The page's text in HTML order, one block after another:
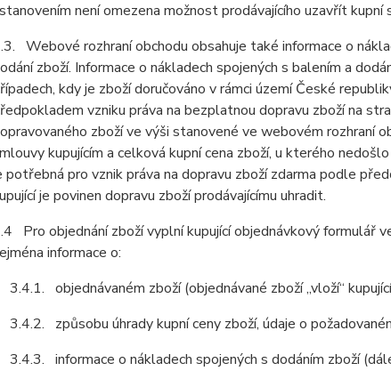
není omezena možnost prodávajícího uzavřít kupní
Webové rozhraní obchodu obsahuje také informace o
zboží. Informace o nákladech spojených s balením a
kdy je zboží doručováno v rámci území České
vzniku práva na bezplatnou dopravu zboží na
zboží ve výši stanovené ve webovém rozhraní
kupujícím a celková kupní cena zboží, u kterého
potřebná pro vznik práva na dopravu zboží zdarma podle
je povinen dopravu zboží prodávajícímu uhradit.
Pro objednání zboží vyplní kupující objednávkový formulář
informace o:
3.4.1. objednávaném zboží (objednávané zboží „vloží“
3.4.2. způsobu úhrady kupní ceny zboží, údaje o
3.4.3. informace o nákladech spojených s dodáním zboží